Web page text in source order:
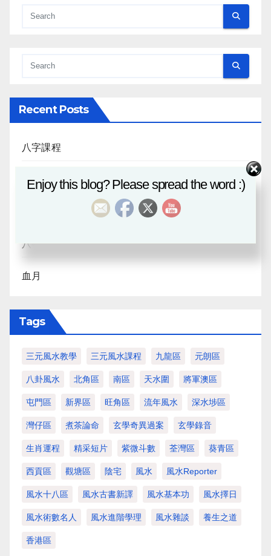
Recent Posts
八字課程
風水班招生
八字探源
血月
Tags
三元風水教學 三元風水課程 九龍區 元朗區
八卦風水 北角區 南區 天水圍 將軍澳區
屯門區 新界區 旺角區 流年風水 深水埗區
灣仔區 煮茶論命 玄學奇異過案 玄學錄音
生肖運程 精采短片 紫微斗數 荃灣區 葵青區
西貢區 觀塘區 陰宅 風水 風水Reporter
風水十八區 風水古書新譯 風水基本功 風水擇日
風水術數名人 風水進階學理 風水雜談 養生之道
香港區
Enjoy this blog? Please spread the word :)